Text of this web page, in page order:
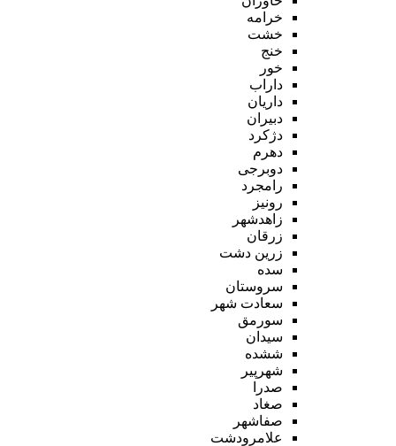
خرامه
خشت
خنج
خور
داراب
داریان
دبیران
دژکرد
دهرم
دوبرجی
رامجرد
رونیز
زاهدشهر
زرقان
زرین دشت
سده
سروستان
سعادت شهر
سورمق
سیدان
ششده
شهرپیر
صدرا
صغاد
صفاشهر
علامرودشت